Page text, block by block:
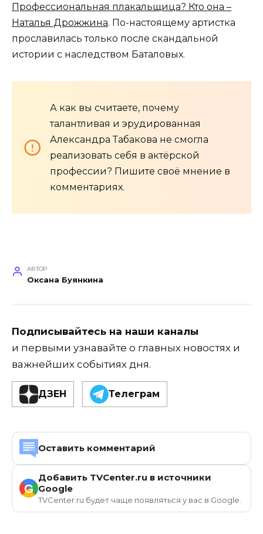
Профессиональная плакальщица? Кто она –
Наталья Дрожжина. По-настоящему артистка
прославилась только после скандальной
истории с наследством Баталовых.
А как вы считаете, почему
талантливая и эрудированная
Александра Табакова не смогла
реализовать себя в актёрской
профессии? Пишите своё мнение в
комментариях.
АВТОР
Оксана Буянкина
Подписывайтесь на наши каналы
и первыми узнавайте о главных новостях и
важнейших событиях дня.
ДЗЕН Телеграм
Оставить комментарий
G
Добавить TVCenter.ru в источники
Google
TVCenter.ru будет чаще появляться у вас в Google.